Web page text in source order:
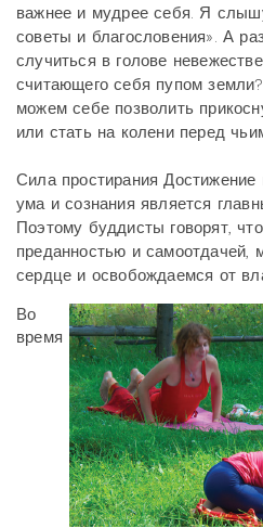
важнее и мудрее себя. Я
советы и благословения». А
случиться в голове
считающего себя пупом
можем себе позволить
или стать на колени перед
Сила простирания Достижение
ума и сознания является
Поэтому буддисты говорят,
преданностью и самоотдачей,
сердце и освобождаемся от
Во
время